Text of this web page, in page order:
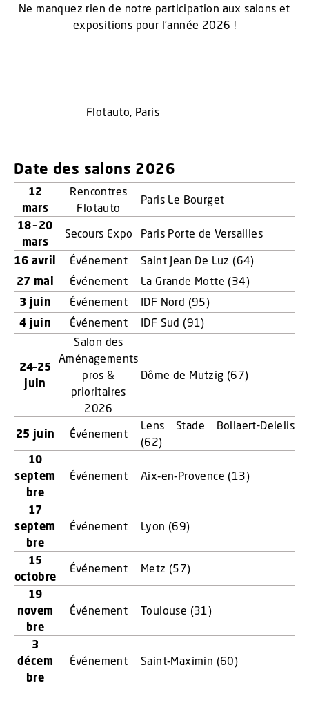
Ne manquez rien de notre participation aux salons et
expositions pour l’année 2026 !
Flotauto, Paris
Date des salons 2026
12
mars
Rencontres
Flotauto
Paris Le Bourget
18 – 20
mars
Secours Expo Paris Porte de Versailles
16 avril Événement Saint Jean De Luz (64)
27 mai Événement La Grande Motte (34)
3 juin Événement IDF Nord (95)
4 juin Événement IDF Sud (91)
24–25
juin
Salon des
Aménagements
pros &
prioritaires
2026
Dôme de Mutzig (67)
25 juin Événement
Lens Stade Bollaert-Delelis
(62)
10
septem
bre
Événement Aix‑en‑Provence (13)
17
septem
bre
Événement Lyon (69)
15
octobre
Événement Metz (57)
19
novem
bre
Événement Toulouse (31)
3
décem
bre
Événement Saint‑Maximin (60)